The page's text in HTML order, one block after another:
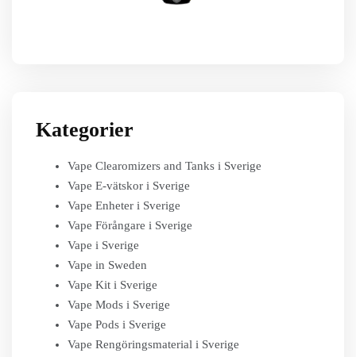
Kategorier
Vape Clearomizers and Tanks i Sverige
Vape E-vätskor i Sverige
Vape Enheter i Sverige
Vape Förångare i Sverige
Vape i Sverige
Vape in Sweden
Vape Kit i Sverige
Vape Mods i Sverige
Vape Pods i Sverige
Vape Rengöringsmaterial i Sverige